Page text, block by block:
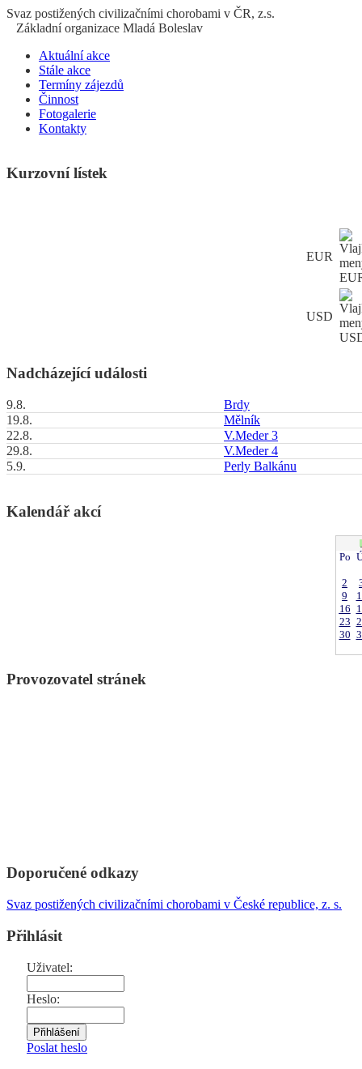
Svaz postižených civilizačními chorobami v ČR, z.s.
Základní organizace Mladá Boleslav
Aktuální akce
Stále akce
Termíny zájezdů
Činnost
Fotogalerie
Kontakty
Kurzovní lístek
EUR
USD
Nadcházející události
9.8.
Brdy
19.8.
Mělník
22.8.
V.Meder 3
29.8.
V.Meder 4
5.9.
Perly Balkánu
Kalendář akcí
Po
2
9
16
23
30
Provozovatel stránek
Doporučené odkazy
Svaz postižených civilizačními chorobami v České republice, z. s.
Přihlásit
Uživatel:
Heslo:
Poslat heslo